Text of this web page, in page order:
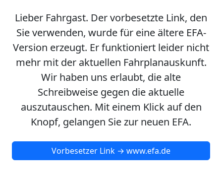
Lieber Fahrgast. Der vorbesetzte Link, den
Sie verwenden, wurde für eine ältere EFA-
Version erzeugt. Er funktioniert leider nicht
mehr mit der aktuellen Fahrplanauskunft.
Wir haben uns erlaubt, die alte
Schreibweise gegen die aktuelle
auszutauschen. Mit einem Klick auf den
Knopf, gelangen Sie zur neuen EFA.
Vorbesetzer Link → www.efa.de